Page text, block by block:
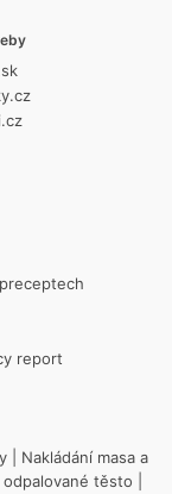
report
Nakládání masa a
odpalované těsto